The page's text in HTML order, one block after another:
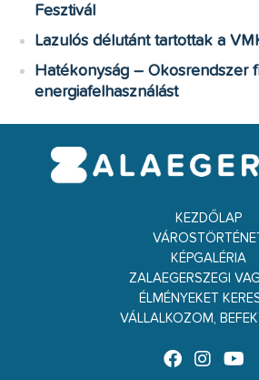
Fesztivál
Lazulós délutánt tartottak a
Hatékonyság – Okosrendszer
energiafelhasználást
KEZDŐLAP
KÉPGALÉRIA
ZALAEGERSZEGI
ÉLMÉNYEKET
VÁLLALKOZOM,